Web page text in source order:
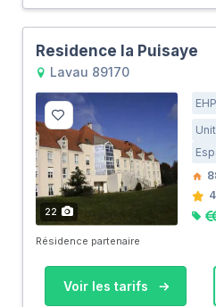
Residence la Puisaye
Lavau 89170
22
Résidence partenaire
Voir les tarifs